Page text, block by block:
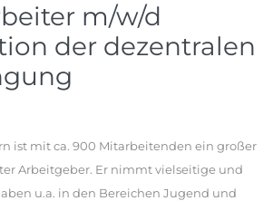
m/w/d
der dezentralen
ist mit ca. 900 Mitarbeitenden ein großer
Arbeitgeber. Er nimmt vielseitige und
u.a. in den Bereichen Jugend und